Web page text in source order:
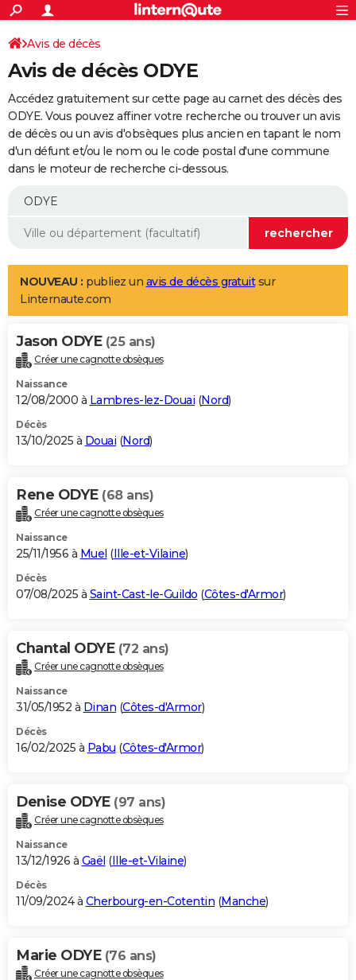
ACTUALITÉS
Politique
Société
Faits Divers
Education
Monde
Villes
+
SPORT
Coupe du monde 2026
Football
Tennis
Cyclisme
Rugby
Forum
Programme TV
TNT
Streaming
Cinéma
Sorties cinéma
Musique
+
FINANCE
Retraite
Impôts
Epargne
Immobilier
Risques naturels par ville
Banque
Assurance
Crédit
AUTO
Essais
Réserver un essai
Citadines
Berlines
SUV
Forum auto
+
Mobiles
Meilleur smartphone
Internet
Ordinateurs
Jeux vidéo
Guide high-tech
Aménagement intérieur
LIFESTYLE
Art de vivre
Bien-être
Loisirs
Mode
Modes de vie
Alimentation
Guide de la santé
Maladies
Médicaments
Sommeil
VOYAGE
Destinations
City break
Voyage nature
Voyage de noces
Forum
Climat
+PHOTO
GUIDES D'ACHAT
BONS PLANS
Carte de Noël
Carte Bonne année
Carte Saint-Valentin
Carte Pâques
Carte d'anniversaire
DICTIONNAIRE
Dictionnaire
Biographies
Citations
Expressions
Proverbes
PROGRAMME TV
S'inscrire
Se connecter
Lycées
Collèges
Primaires
Universités
Entreprises
Service militaire
Avis de recherche
AVIS DE DÉCÈS
Bricolage
Lifestyle
Culture
Sport
Auto
Television
Voyage
Cinema
Avis de décès
Avis de décès ODYE
Accédez gratuitement sur cette page au carnet des décès des
ODYE. Vous pouvez affiner votre recherche ou trouver un avis
de décès ou un avis d'obsèques plus ancien en tapant le nom
d'un défunt et/ou le nom ou le code postal d'une commune
dans le moteur de recherche ci-dessous.
NOUVEAU : publiez un avis de décès gratuitsur
Linternaute.com
Jason ODYE (25 ans)
Créer une cagnotte obsèques
Naissance
12/08/2000 à Lambres-lez-Douai (Nord)
Décès
13/10/2025 à Douai (Nord)
Rene ODYE (68 ans)
Créer une cagnotte obsèques
Naissance
25/11/1956 à Muel (Ille-et-Vilaine)
Décès
07/08/2025 à Saint-Cast-le-Guildo (Côtes-d'Armor)
Chantal ODYE (72 ans)
Créer une cagnotte obsèques
Naissance
31/05/1952 à Dinan (Côtes-d'Armor)
Décès
16/02/2025 à Pabu (Côtes-d'Armor)
Denise ODYE (97 ans)
Créer une cagnotte obsèques
Naissance
13/12/1926 à Gaël (Ille-et-Vilaine)
Décès
11/09/2024 à Cherbourg-en-Cotentin (Manche)
Marie ODYE (76 ans)
Créer une cagnotte obsèques